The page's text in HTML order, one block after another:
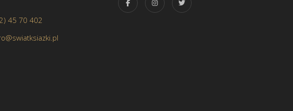
45 70 402